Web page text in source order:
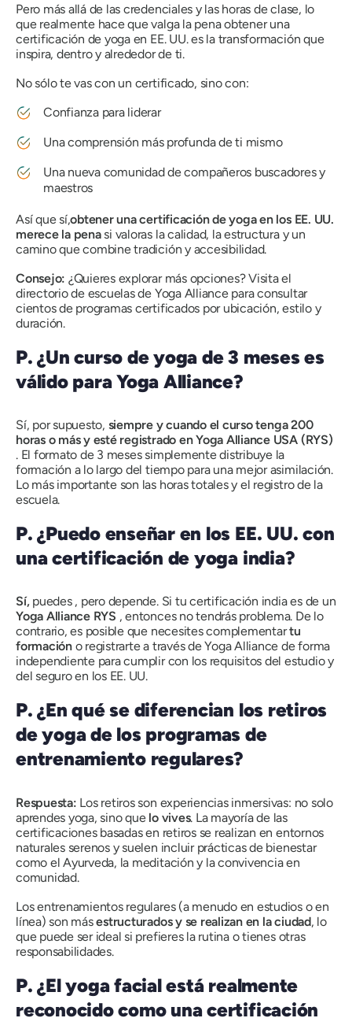
Pero más allá de las credenciales y las horas de clase, lo
que realmente hace que valga la pena obtener una
certificación de yoga en EE. UU. es la transformación que
inspira, dentro y alrededor de ti.
No sólo te vas con un certificado, sino con:
Confianza para liderar
Una comprensión más profunda de ti mismo
Una nueva comunidad de compañeros buscadores y
maestros
Así que sí,obtener una certificación de yoga en los EE. UU.
merece la penasi valoras la calidad, la estructura y un
camino que combine tradición y accesibilidad.
Consejo: ¿Quieres explorar más opciones? Visita el
directorio de escuelas de Yoga Alliance para consultar
cientos de programas certificados por ubicación, estilo y
duración.
P. ¿Un curso de yoga de 3 meses es
válido para Yoga Alliance?
Sí, por supuesto, siempre y cuando el curso tenga 200
horas o más y esté registrado en Yoga Alliance USA (RYS)
. El formato de 3 meses simplemente distribuye la
formación a lo largo del tiempo para una mejor asimilación.
Lo más importante son las horas totales y el registro de la
escuela.
P. ¿Puedo enseñar en los EE. UU. con
una certificación de yoga india?
Sí,puedes , pero depende. Si tu certificación india es de un
Yoga Alliance RYS , entonces no tendrás problema. De lo
contrario, es posible que necesitescomplementartu
formacióno registrarte a través de Yoga Alliance de forma
independiente para cumplir con los requisitos del estudio y
del seguro en los EE. UU.
P. ¿En qué se diferencian los retiros
de yoga de los programas de
entrenamiento regulares?
Respuesta: Los retiros son experiencias inmersivas: no solo
aprendes yoga, sino que lo vives. La mayoría de las
certificaciones basadas en retiros se realizan en entornos
naturales serenos y suelen incluir prácticas de bienestar
como el Ayurveda, la meditación y la convivencia en
comunidad.
Los entrenamientos regulares (a menudo en estudios o en
línea) son másestructurados y se realizan en la ciudad, lo
que puede ser ideal si prefieres la rutina o tienes otras
responsabilidades.
P. ¿El yoga facial está realmente
reconocido como una certificación